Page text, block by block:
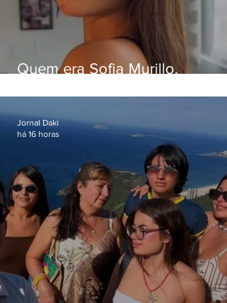
Quem era Sofia Murillo,
em queda de helicóptero no
Jornal Daki
há 16 horas